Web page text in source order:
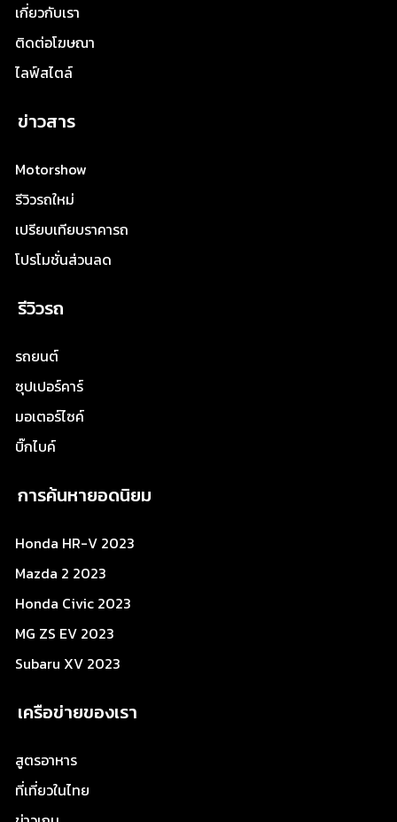
เกี่ยวกับเรา
ติดต่อโฆษณา
ไลฟ์สไตล์
ข่าวสาร
Motorshow
รีวิวรถใหม่
เปรียบเทียบราคารถ
โปรโมชั่นส่วนลด
รีวิวรถ
รถยนต์
ซุปเปอร์คาร์
มอเตอร์ไซค์
บิ๊กไบค์
การค้นหายอดนิยม
Honda HR-V 2023
Mazda 2 2023
Honda Civic 2023
MG ZS EV 2023
Subaru XV 2023
เครือข่ายของเรา
สูตรอาหาร
ที่เที่ยวในไทย